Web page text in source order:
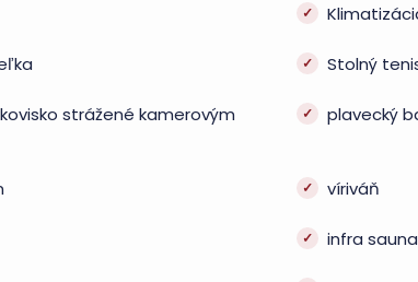
Stolný
strážené kamerovým
plavecký
víriváň
infra sauna